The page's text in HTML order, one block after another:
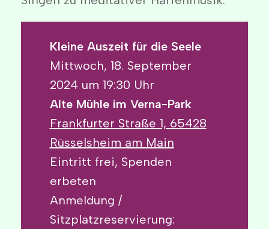
Kleine Auszeit für die Seele
Mittwoch, 18. September
2024 um 19:30 Uhr
Alte Mühle im Verna-Park
Frankfurter Straße 1, 65428
Rüsselsheim am Main
Eintritt frei, Spenden
erbeten
Anmeldung /
Sitzplatzreservierung: